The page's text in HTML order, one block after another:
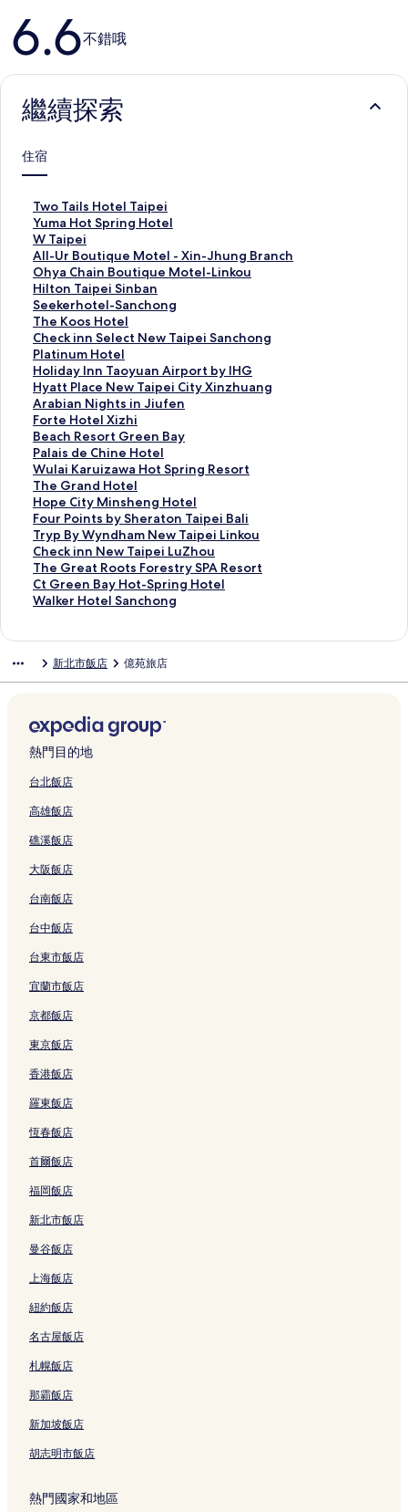
評
論
6.6不錯哦
繼續探索
住宿
Two Tails Hotel Taipei
T
w
o
T
a
i
l
s
H
o
t
e
l
T
a
i
p
e
i
的
連
結
Yuma Hot Spring Hotel
Y
u
m
a
H
o
t
S
p
r
i
n
g
H
o
t
e
l
的
連
結
W Taipei
W
T
a
i
p
e
i
的
連
結
All-Ur Boutique Motel - Xin-Jhung Branch
A
l
l
-
U
r
B
o
u
t
i
q
u
e
M
o
t
e
l
-
X
i
u
B
r
a
n
h
連
結
Ohya Chain Boutique Motel-Linkou
O
h
y
a
C
h
a
i
n
B
o
u
t
i
q
u
e
M
o
t
e
n
u
的
連
結
Hilton Taipei Sinban
H
i
l
t
o
n
T
a
i
p
e
i
S
i
n
b
a
n
的
連
Seekerhotel-Sanchong
S
e
e
k
e
r
h
o
t
e
l
-
S
a
n
c
h
o
n
結
The Koos Hotel
T
h
e
K
o
o
s
H
o
t
e
l
的
連
結
Check inn Select New Taipei Sanchong
C
h
e
c
k
i
n
n
S
e
l
e
c
t
N
e
w
e
a
n
c
h
n
的
連
結
Platinum Hotel
P
l
a
t
i
n
u
m
H
o
t
e
l
的
連
結
Holiday Inn Taoyuan Airport by IHG
H
o
l
i
d
a
y
I
n
n
T
a
o
y
u
r
r
t
b
y
H
的
連
結
Hyatt Place New Taipei City Xinzhuang
H
y
a
t
t
P
l
a
c
e
N
e
w
T
i
t
y
X
i
z
u
a
n
g
連
Arabian Nights in Jiufen
A
r
a
b
i
a
n
N
i
g
h
t
s
u
n
的
連
結
Forte Hotel Xizhi
F
o
r
t
e
H
o
t
e
l
X
i
的
連
Beach Resort Green Bay
B
e
a
c
h
R
e
s
o
r
t
n
y
的
連
結
Palais de Chine Hotel
P
a
l
a
i
s
d
e
C
h
o
l
的
連
結
Wulai Karuizawa Hot Spring Resort
W
u
l
a
i
K
a
r
u
a
t
S
p
r
n
R
e
s
o
t
連
結
The Grand Hotel
T
h
e
G
r
a
n
d
l
結
Hope City Minsheng Hotel
H
o
p
e
C
i
t
s
n
g
H
o
e
的
連
結
Four Points by Sheraton Taipei Bali
F
o
u
r
P
o
b
h
e
r
a
o
T
a
i
p
i
a
l
i
的
連
結
Tryp By Wyndham New Taipei Linkou
T
r
y
p
B
d
m
N
e
w
a
p
e
i
L
n
o
u
的
連
結
Check inn New Taipei LuZhou
C
h
e
c
N
T
a
i
p
i
u
Z
h
o
的
結
The Great Roots Forestry SPA Resort
T
h
e
t
o
t
s
F
r
s
t
r
y
P
R
e
s
o
r
t
連
Ct Green Bay Hot-Spring Hotel
C
t
n
y
H
o
t
S
r
i
n
g
o
e
l
的
連
結
Walker Hotel Sanchong
W
r
t
e
l
S
n
h
o
n
g
連
新北市飯店 億苑旅店
熱門目的地
台北飯店
高雄飯店
礁溪飯店
大阪飯店
台南飯店
台中飯店
台東市飯店
宜蘭市飯店
京都飯店
東京飯店
香港飯店
羅東飯店
恆春飯店
首爾飯店
福岡飯店
新北市飯店
曼谷飯店
上海飯店
紐約飯店
名古屋飯店
札幌飯店
那霸飯店
新加坡飯店
胡志明市飯店
熱門國家和地區